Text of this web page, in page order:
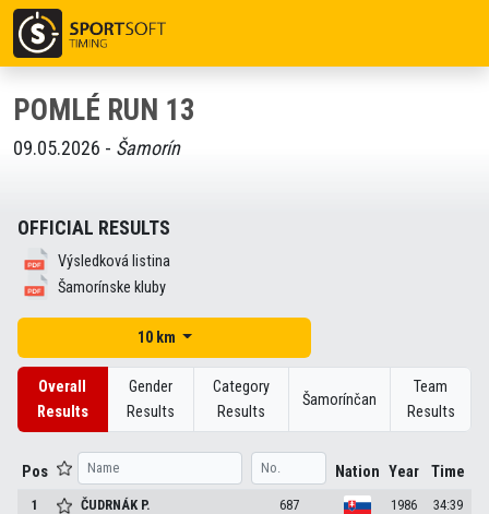
POMLÉ RUN 13
09.05.2026 - Šamorín
OFFICIAL RESULTS
Výsledková listina
Šamorínske kluby
10 km
Overall
Results
Gender
Results
Category
Results
Šamorínčan
Team
Results
Pos Nation Year Time
1 ČUDRNÁK P. 687 1986
34:39